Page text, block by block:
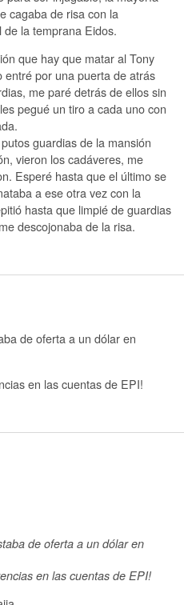
cagaba de risa con la
de la temprana Eidos.
que hay que matar al Tony
entré por una puerta de atrás
me paré detrás de ellos sin
pegué un tiro a cada uno con
guardias de la mansión
vieron los cadáveres, me
Esperé hasta que el último se
a ese otra vez con la
hasta que limpié de guardias
descojonaba de la risa.
de oferta a un dólar en
en las cuentas de EPI!
de oferta a un dólar en
en las cuentas de EPI!